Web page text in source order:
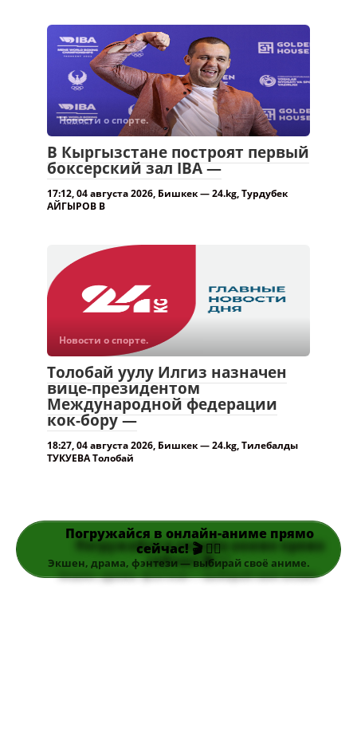
Новости о спорте.
В Кыргызстане построят первый
боксерский зал IBA —
17:12, 04 августа 2026, Бишкек — 24.kg, Турдубек
АЙГЫРОВ В
Новости о спорте.
Толобай уулу Илгиз назначен
вице-президентом
Международной федерации
кок-бору —
18:27, 04 августа 2026, Бишкек — 24.kg, Тилебалды
ТУКУЕВА Толобай
Погружайся в онлайн-аниме прямо
сейчас! 🎬 👆🏻
Экшен, драма, фэнтези — выбирай своё аниме.